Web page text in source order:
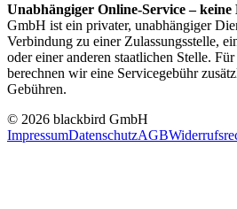
Unabhängiger Online-Service – keine
GmbH ist ein privater, unabhängiger
Verbindung zu einer Zulassungsstelle,
oder einer anderen staatlichen Stelle.
berechnen wir eine Servicegebühr
Gebühren.
© 2026 blackbird GmbH
ImpressumDatenschutzAGB